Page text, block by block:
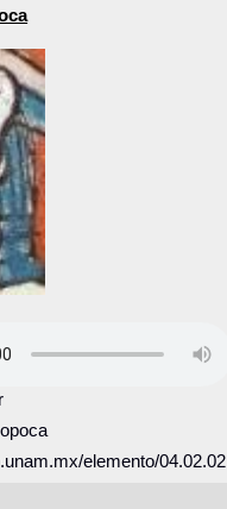
elemento/04.02.02